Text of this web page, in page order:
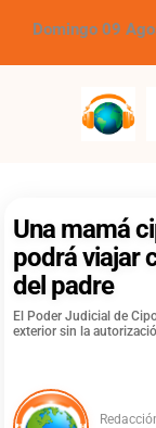
Domingo 09
Grupo
Una mamá
podrá viajar
del padre
El Poder Judicial de
exterior sin la